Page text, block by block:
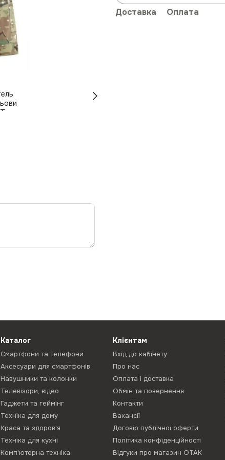
Доставка Оплата
Каталог
Смартфони та телефони
Аксесуари для смартфонів
Навушники та колонки
Телевізори, відео
Гаджети та геймінг
Техніка для дому
Краса та здоров'я
Техніка для кухні
Комп'ютерна техніка
Клієнтам
Вхід до кабінету
Про нас
Оплата і доставка
Обмін та повернення
Контакти
Вакансії
Договір публічної оферти
Політика конфіденційності
Відгуки про магазин ОТАК